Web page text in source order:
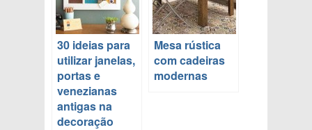
30 ideias para
utilizar janelas,
portas e
venezianas
antigas na
decoração
Mesa rústica
com cadeiras
modernas